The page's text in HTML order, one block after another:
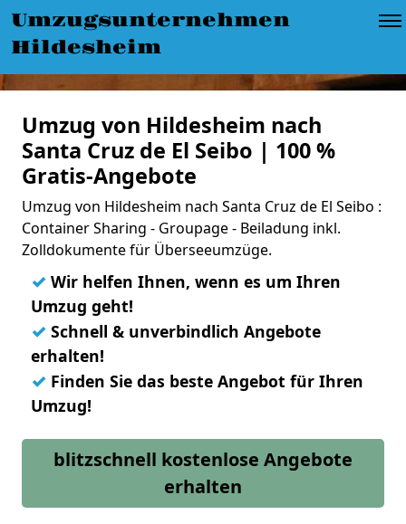
Umzugsunternehmen
Hildesheim
Umzug von Hildesheim nach
Santa Cruz de El Seibo | 100 %
Gratis-Angebote
Umzug von Hildesheim nach Santa Cruz de El Seibo :
Container Sharing - Groupage - Beiladung inkl.
Zolldokumente für Überseeumzüge.
✓ Wir helfen Ihnen, wenn es um Ihren
Umzug geht!
✓ Schnell & unverbindlich Angebote
erhalten!
✓ Finden Sie das beste Angebot für Ihren
Umzug!
blitzschnell kostenlose Angebote
erhalten